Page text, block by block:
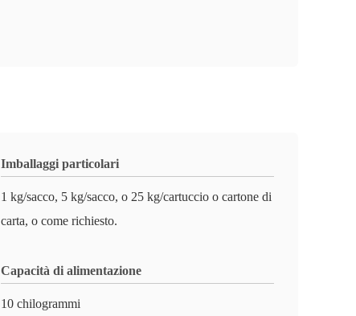
Imballaggi particolari
1 kg/sacco, 5 kg/sacco, o 25 kg/cartuccio o cartone di
carta, o come richiesto.
Capacità di alimentazione
10 chilogrammi